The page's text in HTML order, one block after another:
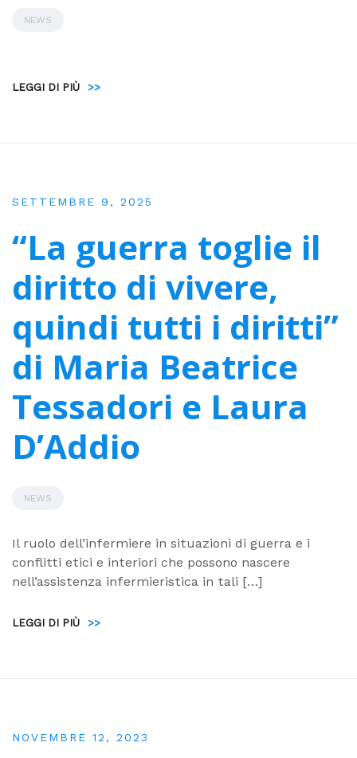
NEWS
LEGGI DI PIÙ >>
SETTEMBRE 9, 2025
“La guerra toglie il
diritto di vivere,
quindi tutti i diritti”
di Maria Beatrice
Tessadori e Laura
D’Addio
NEWS
Il ruolo dell’infermiere in situazioni di guerra e i
conflitti etici e interiori che possono nascere
nell’assistenza infermieristica in tali […]
LEGGI DI PIÙ >>
NOVEMBRE 12, 2023